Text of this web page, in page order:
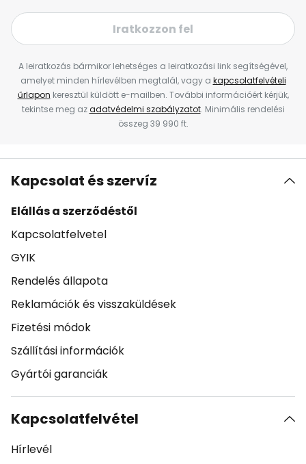
Iratkozzon fel
A leiratkozás bármikor lehetséges a leiratkozási link segítségével,
amelyet minden hírlevélben megtalál, vagy a kapcsolatfelvételi
űrlapon keresztül küldött e-mailben. További információért kérjük,
tekintse meg azadatvédelmi szabályzatot. Minimális rendelési
összeg 39 990 ft.
Kapcsolat és szervíz
Elállás a szerződéstől
Kapcsolatfelvetel
GYIK
Rendelés állapota
Reklamációk és visszaküldések
Fizetési módok
Szállítási információk
Gyártói garanciák
Kapcsolatfelvétel
Hírlevél